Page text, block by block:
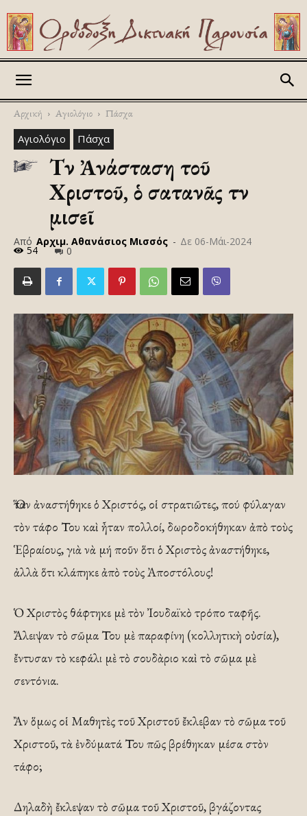
Αρχική Αγιολόγιο Πάσχα
Αγιολόγιο Πάσχα
Τὴν Ἀνάσταση τοῦ
Χριστοῦ, ὁ σατανᾶς τὴν
μισεῖ
Από Αρχιμ. Αθανάσιος Μισσός - Δε 06-Μάι-2024
54 0
Ὅταν ἀναστήθηκε ὁ Χριστός, οἱ στρατιῶτες, πού φύλαγαν
τὸν τάφο Του καὶ ἦταν πολλοί, δωροδοκήθηκαν ἀπὸ τοὺς
Ἑβραίους, γιὰ νὰ μή ποῦν ὅτι ὁ Χριστὸς ἀναστήθηκε,
ἀλλὰ ὅτι κλάπηκε ἀπὸ τοὺς Ἀποστόλους!
Ὁ Χριστὸς θάφτηκε μὲ τὸν Ἰουδαϊκὸ τρόπο ταφῆς.
Ἄλειψαν τὸ σῶμα Του μὲ παραφίνη (κολλητικὴ οὐσία),
ἔντυσαν τὸ κεφάλι μὲ τὸ σουδὰριο καὶ τὸ σῶμα μὲ
σεντόνια.
Ἂν ὅμως οἱ Μαθητὲς τοῦ Χριστοῦ ἔκλεβαν τὸ σῶμα τοῦ
Χριστοῦ, τὰ ἐνδύματά Του πῶς βρέθηκαν μέσα στὸν
τάφο;
Δηλαδὴ ἔκλεψαν τὸ σῶμα τοῦ Χριστοῦ, βγάζοντας